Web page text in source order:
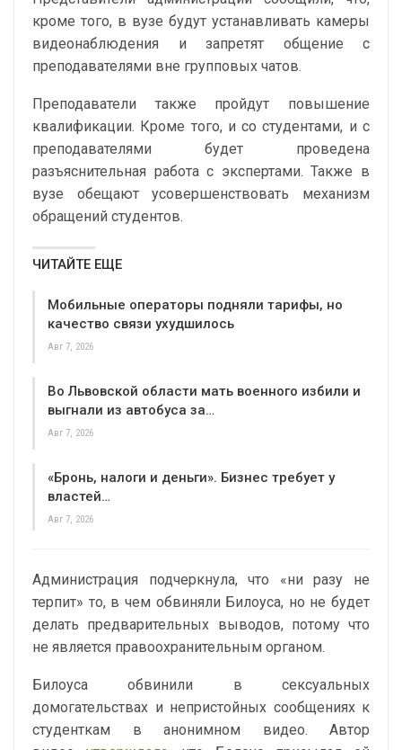
кроме того, в вузе будут устанавливать камеры
видеонаблюдения и запретят общение с
преподавателями вне групповых чатов.
Преподаватели также пройдут повышение
квалификации. Кроме того, и со студентами, и с
преподавателями будет проведена
разъяснительная работа с экспертами. Также в
вузе обещают усовершенствовать механизм
обращений студентов.
ЧИТАЙТЕ ЕЩЕ
Мобильные операторы подняли тарифы, но
качество связи ухудшилось
Авг 7, 2026
Во Львовской области мать военного избили и
выгнали из автобуса за…
Авг 7, 2026
«Бронь, налоги и деньги». Бизнес требует у
властей…
Авг 7, 2026
Администрация подчеркнула, что «ни разу не
терпит» то, в чем обвиняли Билоуса, но не будет
делать предварительных выводов, потому что
не является правоохранительным органом.
Билоуса обвинили в сексуальных
домогательствах и непристойных сообщениях к
студенткам в анонимном видео. Автор